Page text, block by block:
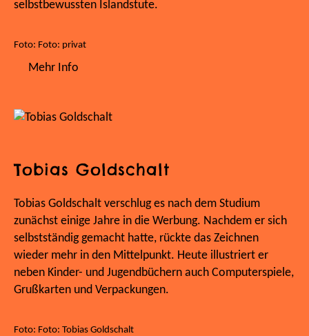
selbstbewussten Islandstute.
Foto: Foto: privat
Mehr Info
Tobias Goldschalt
Tobias Goldschalt verschlug es nach dem Studium
zunächst einige Jahre in die Werbung. Nachdem er sich
selbstständig gemacht hatte, rückte das Zeichnen
wieder mehr in den Mittelpunkt. Heute illustriert er
neben Kinder- und Jugendbüchern auch Computerspiele,
Grußkarten und Verpackungen.
Foto: Foto: Tobias Goldschalt